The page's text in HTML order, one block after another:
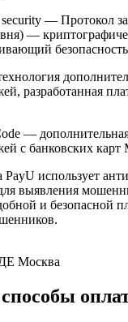
security — Протокол
—
разработанная
—
с банковских карт
использует
выявления
и безопасной
Москва